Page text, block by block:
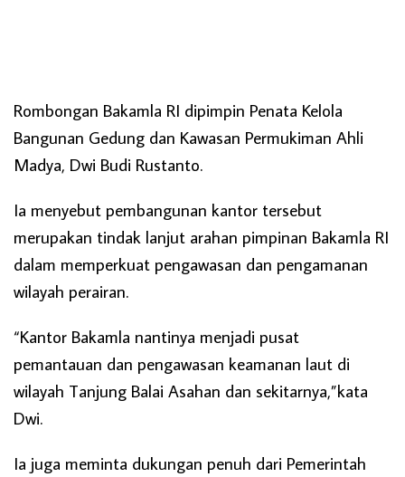
Rombongan Bakamla RI dipimpin Penata Kelola
Bangunan Gedung dan Kawasan Permukiman Ahli
Madya, Dwi Budi Rustanto.
Ia menyebut pembangunan kantor tersebut
merupakan tindak lanjut arahan pimpinan Bakamla RI
dalam memperkuat pengawasan dan pengamanan
wilayah perairan.
“Kantor Bakamla nantinya menjadi pusat
pemantauan dan pengawasan keamanan laut di
wilayah Tanjung Balai Asahan dan sekitarnya,”kata
Dwi.
Ia juga meminta dukungan penuh dari Pemerintah